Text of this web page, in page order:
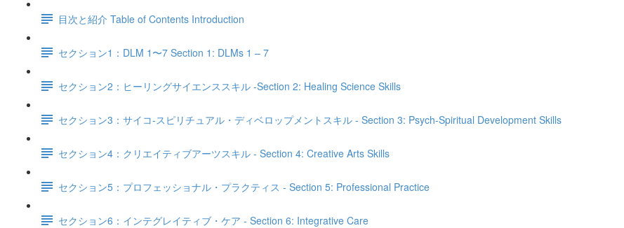
目次と紹介 Table of Contents Introduction
セクション1：DLM 1〜7 Section 1: DLMs 1 – 7
セクション2：ヒーリングサイエンススキル -Section 2: Healing Science Skills
セクション3：サイコ‐スピリチュアル・ディベロップメントスキル - Section 3: Psych-Spiritual Development Skills
セクション4：クリエイティブアーツスキル - Section 4: Creative Arts Skills
セクション5：プロフェッショナル・プラクティス - Section 5: Professional Practice
セクション6：インテグレイティブ・ケア - Section 6: Integrative Care